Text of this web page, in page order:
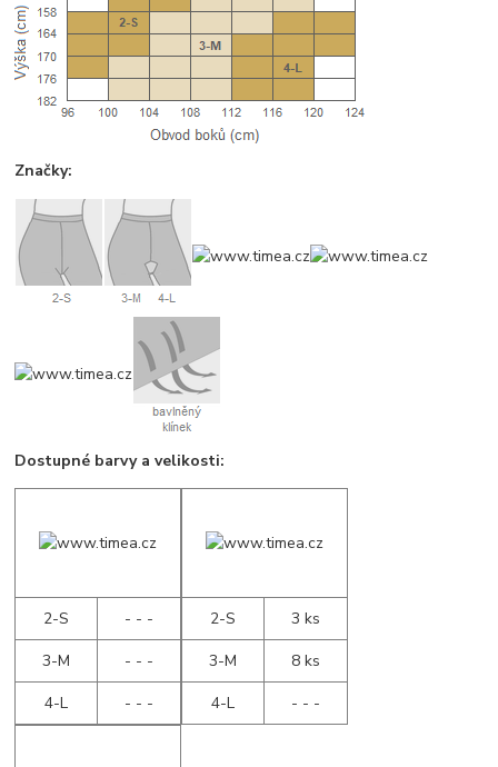
Značky:
Dostupné barvy a velikosti:
2-S
- - -
3-M
- - -
4-L
- - -
2-S
3 ks
3-M
8 ks
4-L
- - -